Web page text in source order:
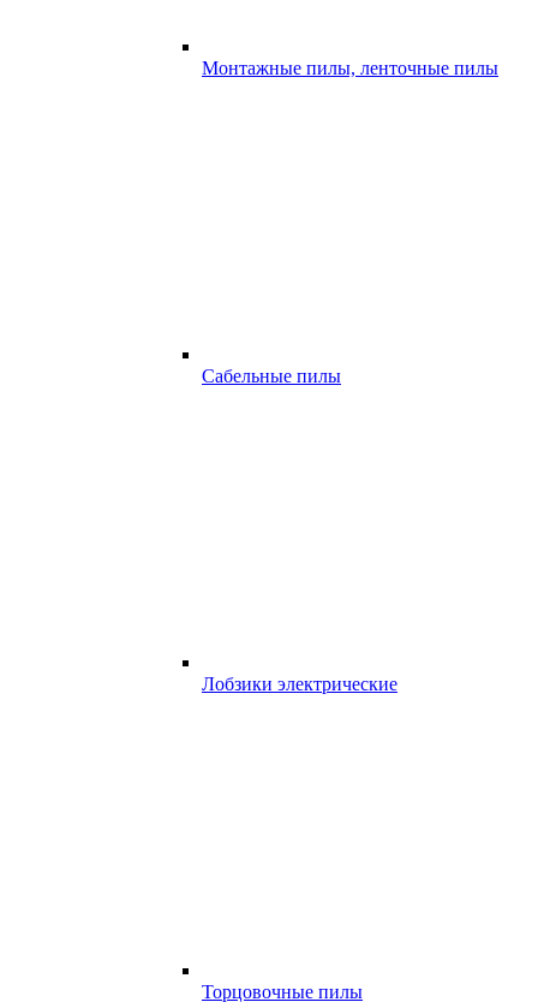
Монтажные пилы, ленточные пилы
Сабельные пилы
Лобзики электрические
Торцовочные пилы